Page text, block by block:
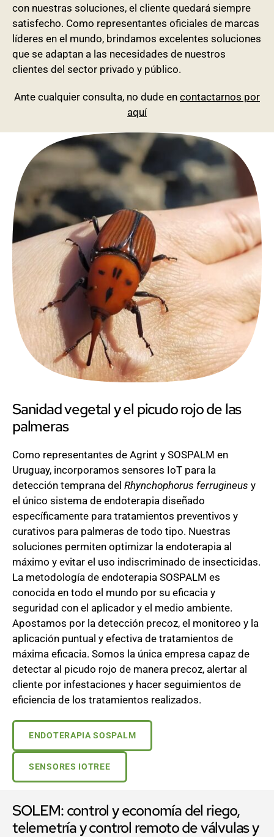
con nuestras soluciones, el cliente quedará siempre
satisfecho. Como representantes oficiales de marcas
líderes en el mundo, brindamos excelentes soluciones
que se adaptan a las necesidades de nuestros
clientes del sector privado y público.
Ante cualquier consulta, no dude en contactarnos por
aquí
Sanidad vegetal y el picudo rojo de las
palmeras
Como representantes de Agrint y SOSPALM en
Uruguay, incorporamos sensores IoT para la
detección temprana del Rhynchophorus ferrugineus y
el único sistema de endoterapia diseñado
específicamente para tratamientos preventivos y
curativos para palmeras de todo tipo. Nuestras
soluciones permiten optimizar la endoterapia al
máximo y evitar el uso indiscriminado de insecticidas.
La metodología de endoterapia SOSPALM es
conocida en todo el mundo por su eficacia y
seguridad con el aplicador y el medio ambiente.
Apostamos por la detección precoz, el monitoreo y la
aplicación puntual y efectiva de tratamientos de
máxima eficacia. Somos la única empresa capaz de
detectar al picudo rojo de manera precoz, alertar al
cliente por infestaciones y hacer seguimientos de
eficiencia de los tratamientos realizados.
ENDOTERAPIA SOSPALM
SENSORES IOTREE
SOLEM: control y economía del riego,
telemetría y control remoto de válvulas y